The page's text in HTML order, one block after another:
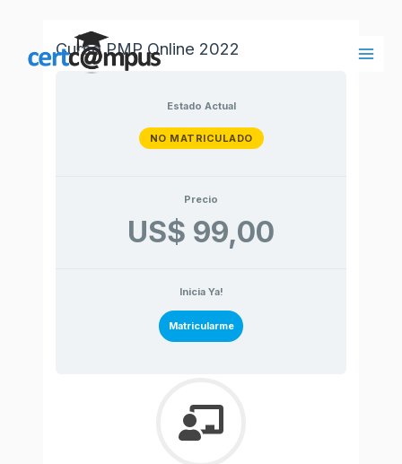
contenido
Curso PMP Online 2022
Estado Actual
NO MATRICULADO
Precio
US$ 99,00
Inicia Ya!
Matricularme